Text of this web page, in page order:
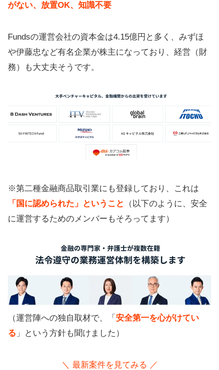
がない、放置OK、知識不要
Fundsの運営会社の資本金は4.15億円と多く、みずほ
や伊藤忠など有名企業が株主になっており、経営（財
務）も大丈夫そうです。
※第二種金融商品取引業にも登録しており、これは
「国に認められた」ということ
（以下のように、安全
に運営するためのメンバーもそろってます）
（運営陣への独自取材で、「 安全第一を心がけてい
る 」という方針も聞けました）
＼ 最新案件を見てみる ／